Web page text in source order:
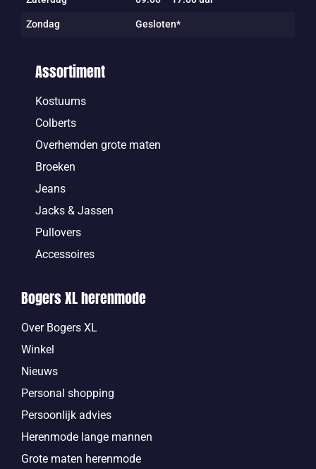
Zondag Gesloten*
Assortiment
Kostuums
Colberts
Overhemden grote maten
Broeken
Jeans
Jacks & Jassen
Pullovers
Accessoires
Bogers XL herenmode
Over Bogers XL
Winkel
Nieuws
Personal shopping
Persoonlijk advies
Herenmode lange mannen
Grote maten herenmode